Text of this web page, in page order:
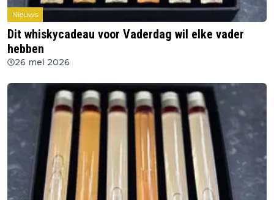
Nieuws
Dit whiskycadeau voor Vaderdag wil elke vader
hebben
26 mei 2026